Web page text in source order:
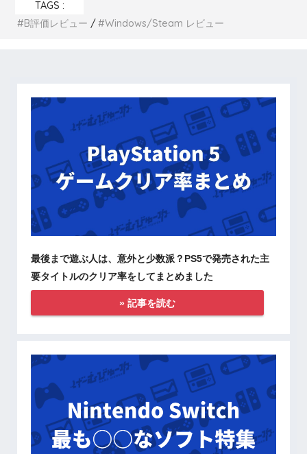
TAGS :
B評価レビュー
Windows/Steam レビュー
最後まで遊ぶ人は、意外と少数派？PS5で発売された主
要タイトルのクリア率をしてまとめました
» 記事を読む